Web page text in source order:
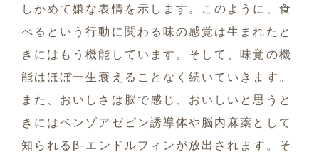
しかめて嫌な表情を示します。このように、食
べるという行動に関わる味の感覚は生まれたと
きにはもう機能しています。そして、味覚の機
能はほぼ一生衰えることなく続いていきます。
また、おいしさは脳で感じ、おいしいと思うと
きにはベンゾアゼピン誘導体や脳内麻薬として
知られるβ-エンドルフィンが放出されます。そ